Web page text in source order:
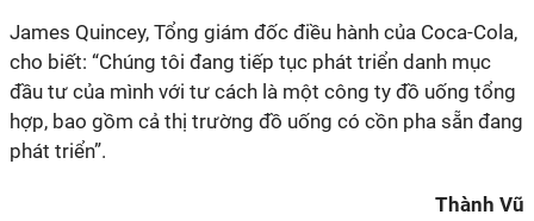
James Quincey, Tổng giám đốc điều hành của Coca-Cola,
cho biết: “Chúng tôi đang tiếp tục phát triển danh mục
đầu tư của mình với tư cách là một công ty đồ uống tổng
hợp, bao gồm cả thị trường đồ uống có cồn pha sẵn đang
phát triển”.
Thành Vũ